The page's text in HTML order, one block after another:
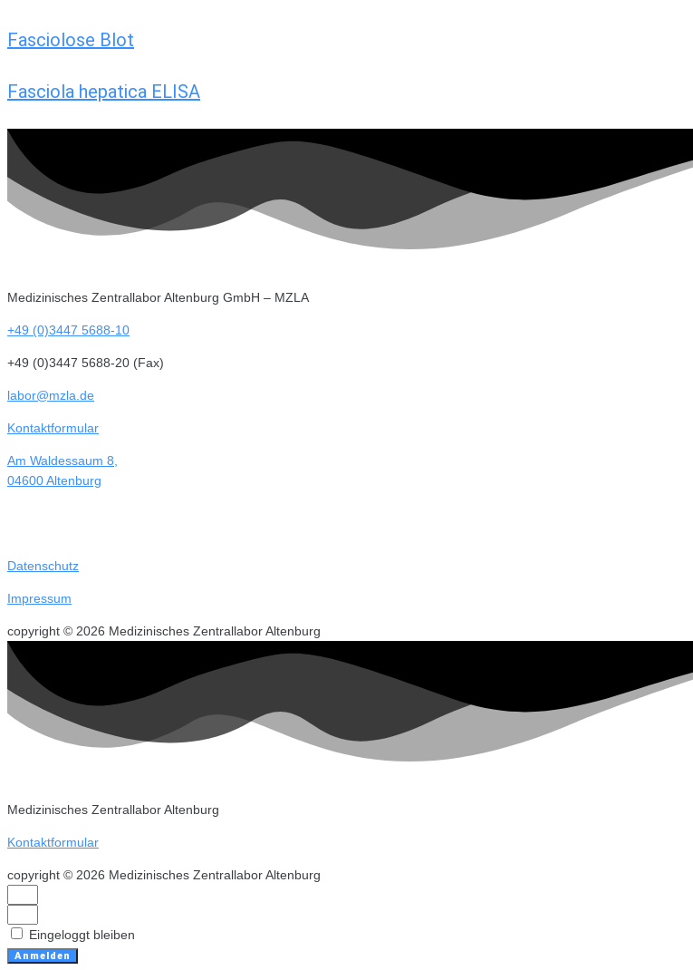
Fasciolose Blot
Fasciola hepatica ELISA
Medizinisches Zentrallabor Altenburg GmbH – MZLA
+49 (0)3447 5688-10
+49 (0)3447 5688-20 (Fax)
labor@mzla.de
Kontaktformular
Am Waldessaum 8,
04600 Altenburg
Datenschutz
Impressum
copyright © 2026 Medizinisches Zentrallabor Altenburg
Medizinisches Zentrallabor Altenburg
Kontaktformular
copyright © 2026 Medizinisches Zentrallabor Altenburg
Eingeloggt bleiben
Anmelden